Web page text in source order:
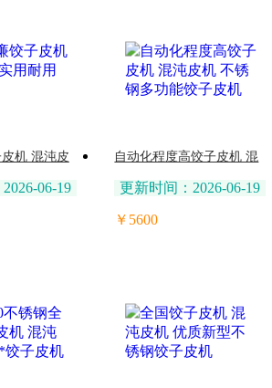
机 混沌皮
06-19
自动化程度高饺子皮机 混
皮机
更新时间：2026-06-19
￥5600